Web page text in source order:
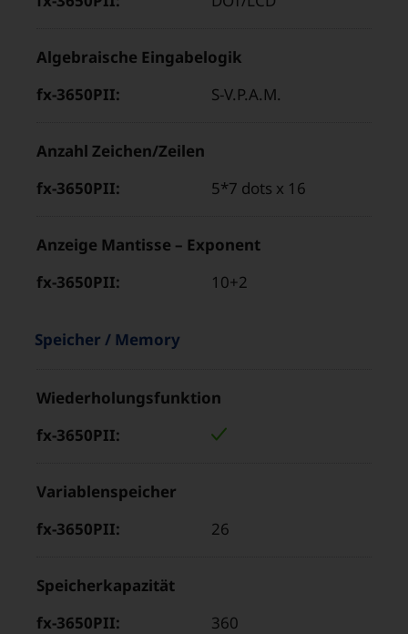
Algebraische Eingabelogik
S-V.P.A.M.
Anzahl Zeichen/Zeilen
5*7 dots x 16
Anzeige Mantisse – Exponent
10+2
Eigenschaften
im
Bereich
Speicher / Memory
Wert
für
Wiederholungsfunktion
Variablenspeicher
26
Speicherkapazität
360